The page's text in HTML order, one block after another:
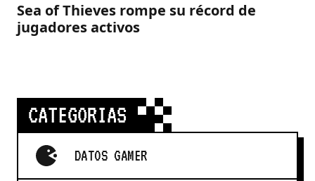
Sea of Thieves rompe su récord de
jugadores activos
CATEGORIAS
DATOS GAMER